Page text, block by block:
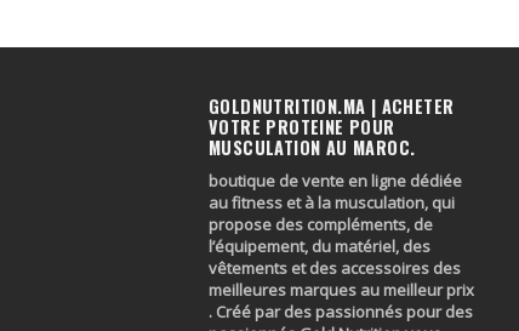
GOLDNUTRITION.MA | ACHETER
VOTRE PROTEINE POUR
MUSCULATION AU MAROC.
boutique de vente en ligne dédiée
au fitness et à la musculation, qui
propose des compléments, de
l’équipement, du matériel, des
vêtements et des accessoires des
meilleures marques au meilleur prix
. Créé par des passionnés pour des